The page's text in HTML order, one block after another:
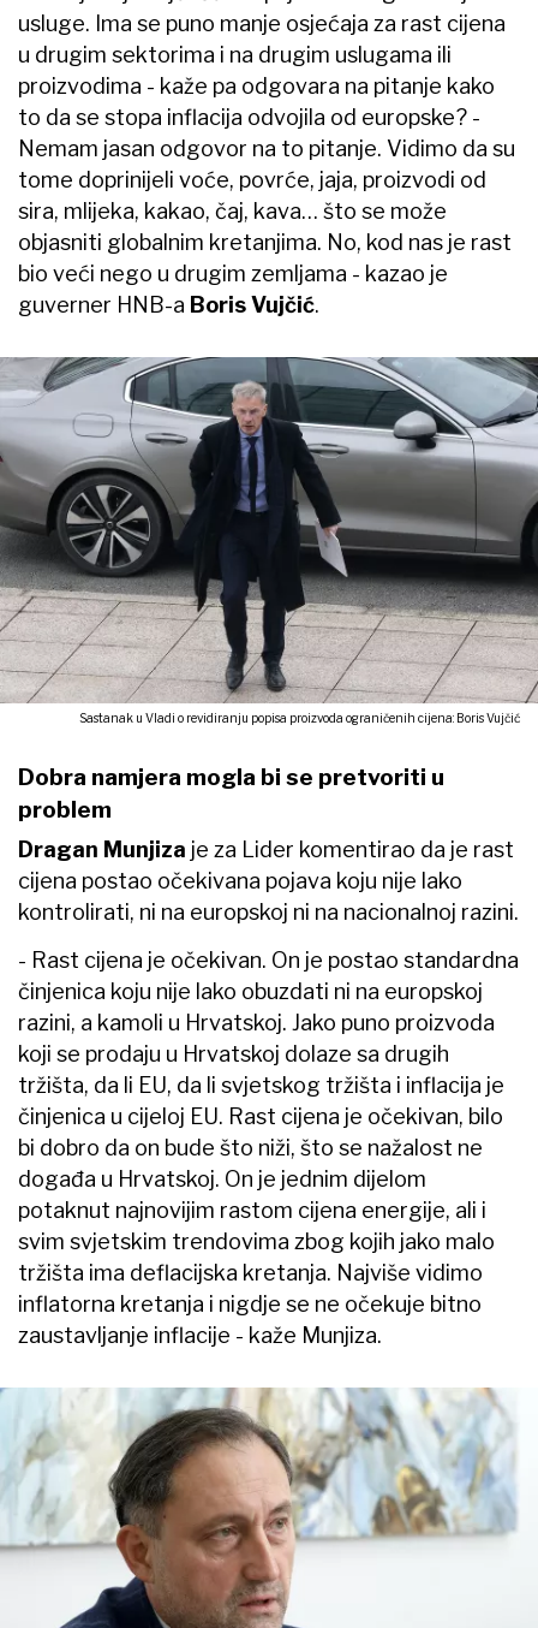
usluge. Ima se puno manje osjećaja za rast cijena
u drugim sektorima i na drugim uslugama ili
proizvodima - kaže pa odgovara na pitanje kako
to da se stopa inflacija odvojila od europske? -
Nemam jasan odgovor na to pitanje. Vidimo da su
tome doprinijeli voće, povrće, jaja, proizvodi od
sira, mlijeka, kakao, čaj, kava… što se može
objasniti globalnim kretanjima. No, kod nas je rast
bio veći nego u drugim zemljama - kazao je
guverner HNB-a Boris Vujčić.
Sastanak u Vladi o revidiranju popisa proizvoda ograničenih cijena: Boris Vujčić
Dobra namjera mogla bi se pretvoriti u
problem
Dragan Munjiza je za Lider komentirao da je rast
cijena postao očekivana pojava koju nije lako
kontrolirati, ni na europskoj ni na nacionalnoj razini.
- Rast cijena je očekivan. On je postao standardna
činjenica koju nije lako obuzdati ni na europskoj
razini, a kamoli u Hrvatskoj. Jako puno proizvoda
koji se prodaju u Hrvatskoj dolaze sa drugih
tržišta, da li EU, da li svjetskog tržišta i inflacija je
činjenica u cijeloj EU. Rast cijena je očekivan, bilo
bi dobro da on bude što niži, što se nažalost ne
događa u Hrvatskoj. On je jednim dijelom
potaknut najnovijim rastom cijena energije, ali i
svim svjetskim trendovima zbog kojih jako malo
tržišta ima deflacijska kretanja. Najviše vidimo
inflatorna kretanja i nigdje se ne očekuje bitno
zaustavljanje inflacije - kaže Munjiza.